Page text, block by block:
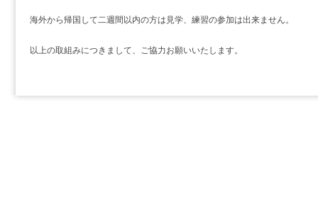
海外から帰国して二週間以内の方は見学、練習の参加は出来ません。
以上の取組みにつきまして、ご協力お願いいたします。